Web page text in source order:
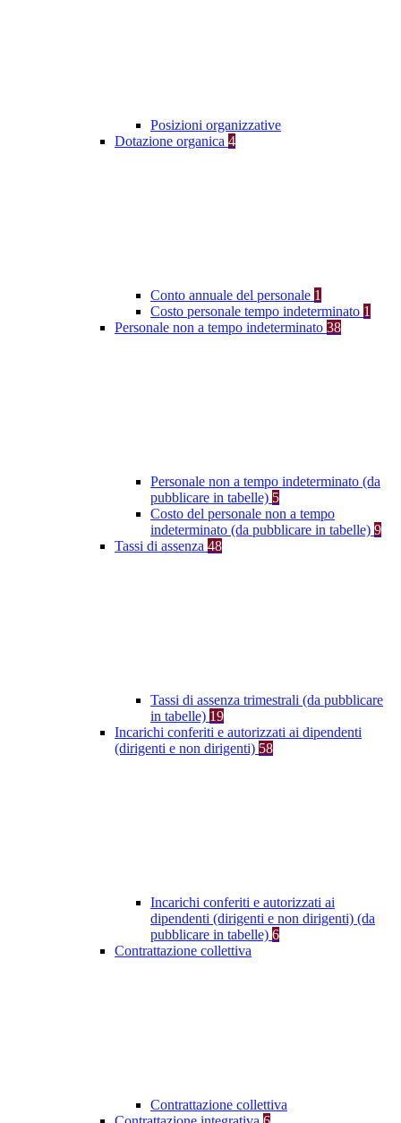
Posizioni organizzative
Dotazione organica 4
Conto annuale del personale 1
Costo personale tempo indeterminato 1
Personale non a tempo indeterminato 38
Personale non a tempo indeterminato (da
pubblicare in tabelle) 5
Costo del personale non a tempo
indeterminato (da pubblicare in tabelle) 9
Tassi di assenza 48
Tassi di assenza trimestrali (da pubblicare
in tabelle) 19
Incarichi conferiti e autorizzati ai dipendenti
(dirigenti e non dirigenti) 58
Incarichi conferiti e autorizzati ai
dipendenti (dirigenti e non dirigenti) (da
pubblicare in tabelle) 6
Contrattazione collettiva
Contrattazione collettiva